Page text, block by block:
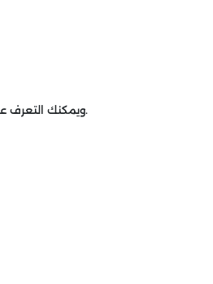
ويمكنك التعرف على المزيد من الخدمات في شركة لحام خزانات الفيبر جلاس بالرياض.